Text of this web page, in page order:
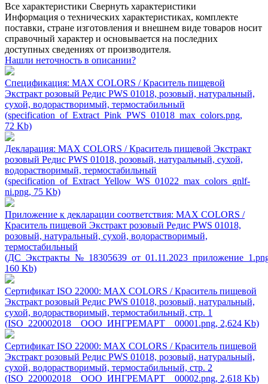
Все характеристики Свернуть характеристики
Информация о технических характеристиках, комплекте
поставки, стране изготовления и внешнем виде товаров носит
справочный характер и основывается на последних
доступных сведениях от производителя.
Нашли неточность в описании?
Спецификация: MAX COLORS / Краситель пищевой
Экстракт розовый Редис PWS 01018, розовый, натуральный,
сухой, водорастворимый, термостабильный
(specification_of_Extract_Pink_PWS_01018_max_colors.png,
72 Kb)
Декларация: MAX COLORS / Краситель пищевой Экстракт
розовый Редис PWS 01018, розовый, натуральный, сухой,
водорастворимый, термостабильный
(specification_of_Extract_Yellow_WS_01022_max_colors_gnlf-
ni.png, 75 Kb)
Приложение к декларации соответствия: MAX COLORS /
Краситель пищевой Экстракт розовый Редис PWS 01018,
розовый, натуральный, сухой, водорастворимый,
термостабильный
160 Kb)
Сертификат ISO 22000: MAX COLORS / Краситель пищевой
Экстракт розовый Редис PWS 01018, розовый, натуральный,
сухой, водорастворимый, термостабильный, стр. 1
(ISO_220002018__ООО_ИНГРЕМАРТ__00001.png, 2,624 Kb)
Сертификат ISO 22000: MAX COLORS / Краситель пищевой
Экстракт розовый Редис PWS 01018, розовый, натуральный,
сухой, водорастворимый, термостабильный, стр. 2
(ISO_220002018__ООО_ИНГРЕМАРТ__00002.png, 2,618 Kb)